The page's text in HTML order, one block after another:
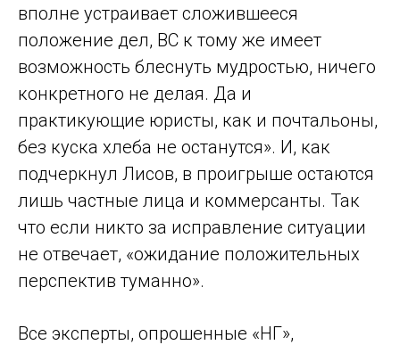
вполне устраивает сложившееся
положение дел, ВС к тому же имеет
возможность блеснуть мудростью, ничего
конкретного не делая. Да и
практикующие юристы, как и почтальоны,
без куска хлеба не останутся». И, как
подчеркнул Лисов, в проигрыше остаются
лишь частные лица и коммерсанты. Так
что если никто за исправление ситуации
не отвечает, «ожидание положительных
перспектив туманно».
Все эксперты, опрошенные «НГ»,